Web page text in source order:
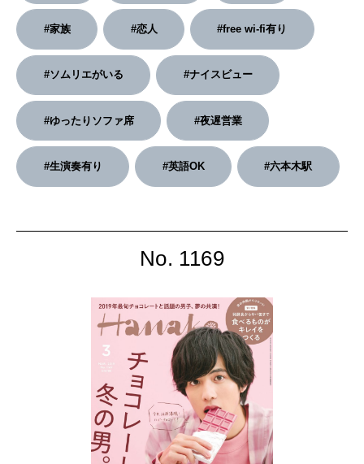
2026年1月号「猫がいれば、幸せ」
2025年12月号「お酒の新常識。」
#家族 #恋人 #free wi-fi有り
#ソムリエがいる #ナイスビュー
#ゆったりソファ席 #夜遅営業
#生演奏有り #英語OK #六本木駅
No. 1169